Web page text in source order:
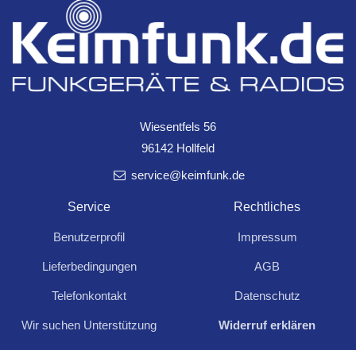
Schutzkontakt-
Steckdose
4,99
für Hutschiene mit LED, 230V,
16A, VDE
Digitale Wochen-
Zeitschaltuhr
10,99
maximal 2000W/8,7A
Für Anfragen und Rückfragen schreiben Sie
Wiesentfels 56
96142 Hollfeld
service@keimfunk.de
Service
Benutzerprofil
Lieferbedingungen
Telefonkontakt
Wir suchen Unterstützung
Rechtliches
Impressum
AGB
Datenschutz
Widerruf erklären